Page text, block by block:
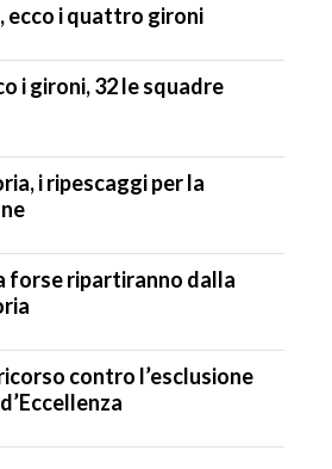
ecco i quattro gironi
i gironi, 32 le squadre
i ripescaggi per la
forse ripartiranno dalla
contro l’esclusione